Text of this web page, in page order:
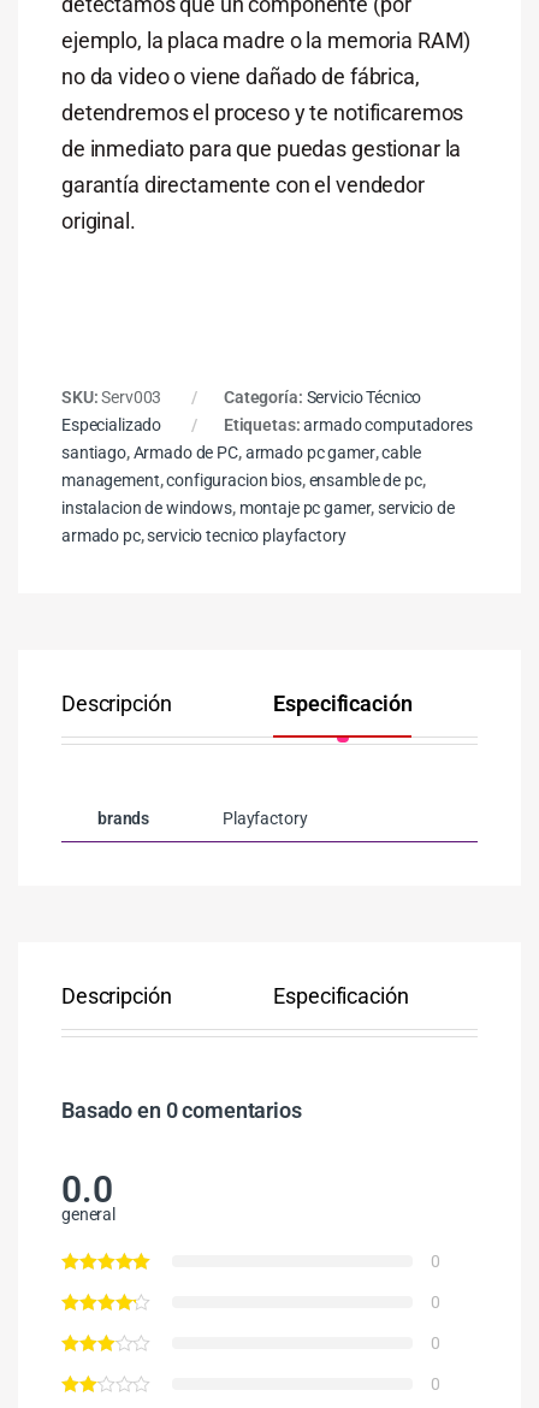
ejemplo, la placa madre o la memoria RAM)
no da video o viene dañado de fábrica,
detendremos el proceso y te notificaremos
de inmediato para que puedas gestionar la
garantía directamente con el vendedor
original.
SKU:Serv003 Categoría: Servicio Técnico
Especializado
Etiquetas:armado computadores
santiago,Armado de PC,armado pc gamer,cable
management,configuracion bios,ensamble de pc,
instalacion de windows, montaje pc gamer,servicio de
armado pc,servicio tecnico playfactory
Descripción Especificación
brands Playfactory
Descripción Especificación
Basado en 0 comentarios
0.0
general
0
0
0
0